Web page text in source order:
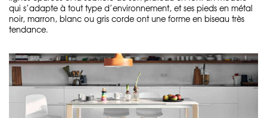
qui s’adapte à tout type d’environnement, et ses pieds en métal
noir, marron, blanc ou gris corde ont une forme en biseau très
tendance.